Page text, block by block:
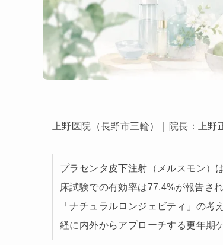
上野医院（長野市三輪）｜院長：上野
プラセンタ皮下注射（メルスモン）
床試験での有効率は77.4%が報告さ
「ナチュラルロンジェビティ」の
経に内外からアプローチする更年期